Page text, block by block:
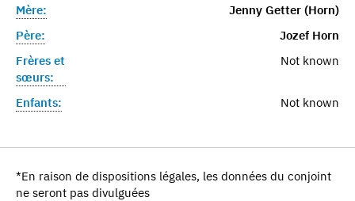
Mère:
Jenny Getter (Horn)
Père:
Jozef Horn
Frères et
sœurs:
Not known
Enfants: Not known
*En raison de dispositions légales, les données du conjoint
ne seront pas divulguées